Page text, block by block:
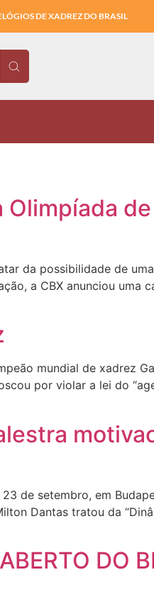
DE XADREZ DO BRASIL
da possibilidade de
a CBX anunciou uma
mundial de xadrez
por violar a lei do
de setembro, em
Dantas tratou da
DO